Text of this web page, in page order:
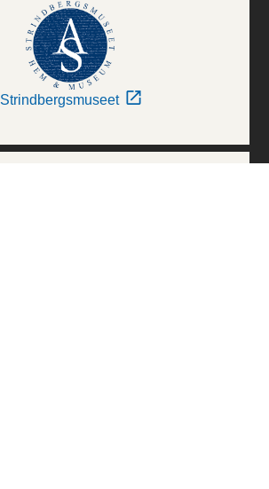
Strindbergsmuseet